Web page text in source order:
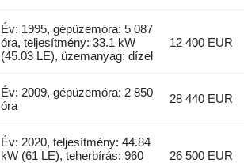
Év: 1995, gépüzemóra: 5 087
óra, teljesítmény: 33.1 kW
(45.03 LE), üzemanyag: dízel
12 400 EUR
Év: 2009, gépüzemóra: 2 850
óra
28 440 EUR
Év: 2020, teljesítmény: 44.84
kW (61 LE), teherbírás: 960
26 500 EUR